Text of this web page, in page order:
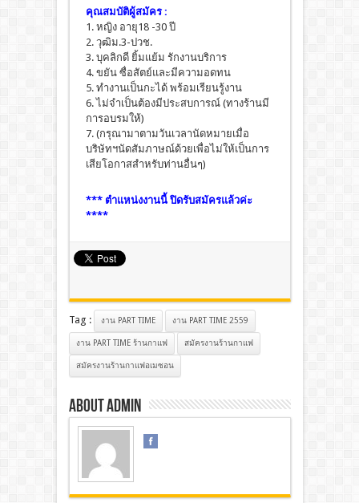
คุณสมบัติผู้สมัคร :
1. หญิง อายุ18 -30 ปี
2. วุฒิม.3-ปวช.
3. บุคลิกดี ยิ้มแย้ม รักงานบริการ
4. ขยัน ซื่อสัตย์และมีความอดทน
5. ทำงานเป็นกะได้ พร้อมเรียนรู้งาน
6. ไม่จำเป็นต้องมีประสบการณ์ (ทางร้านมี
การอบรมให้)
7. (กรุณามาตามวันเวลานัดหมายเมื่อ
บริษัทฯนัดสัมภาษณ์ด้วยเพื่อไม่ให้เป็นการ
เสียโอกาสสำหรับท่านอื่นๆ)
*** ตำแหน่งงานนี้ ปิดรับสมัครแล้วค่ะ
****
Tag : งาน PART TIME งาน PART TIME 2559
งาน PART TIME ร้านกาแฟ สมัครงานร้านกาแฟ
สมัครงานร้านกาแฟอเมซอน
About admin